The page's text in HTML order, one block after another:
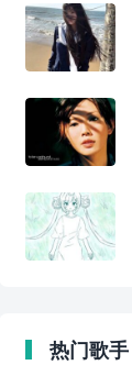
热门歌手